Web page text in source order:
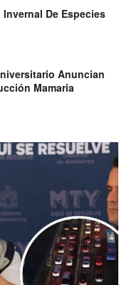
De Especies
Anuncian
Mamaria